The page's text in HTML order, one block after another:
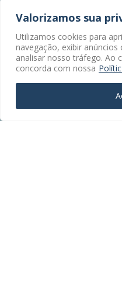
Valorizamos sua
Utilizamos cookies para
navegação, exibir
analisar nosso tráfego. Ao
concorda com nossa